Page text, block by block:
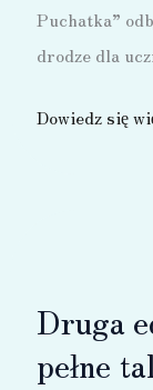
Puchatka”
drodze dla
Bezpieczny
Dowiedz się
Druga
pełne